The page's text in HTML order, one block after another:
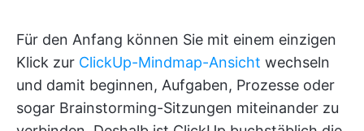
Für den Anfang können Sie mit einem einzigen
Klick zur ClickUp-Mindmap-Ansicht wechseln
und damit beginnen, Aufgaben, Prozesse oder
sogar Brainstorming-Sitzungen miteinander zu